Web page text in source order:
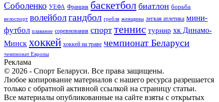
Соболенко УЕФА Франция баскетбол биатлон борьба
велоспорт волейболгандбол гребля женщины легкая атлетика мини-
футбол плавание соревнования спорт теннис турнир хк Динамо-
Минск хоккей хоккей на траве чемпионат Беларуси
чемпионат Европы
Реклама
© 2026 - Спорт Беларуси. Все права защищены.
Любое копирование материалов с нашего ресурса разрешается
только с обратной активной ссылкой на страницу статьи.
Все материалы опубликованные на сайте взяты с открытых